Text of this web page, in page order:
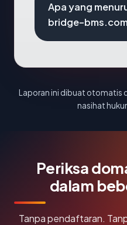
Apa yang
bridge-
Laporan ini dibuat otomatis
nasihat
Periksa
dalam
Tanpa pendaftaran.